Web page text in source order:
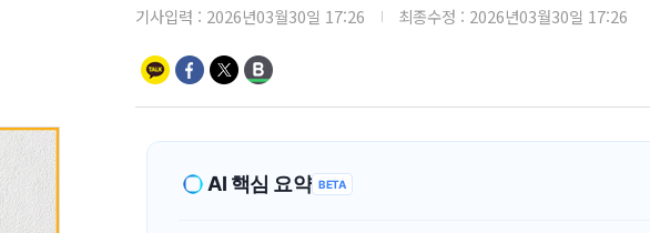
기사입력 : 2026년03월30일 17:26 최종수정 : 2026년03월30일 17:26
AI 핵심 요약 BETA